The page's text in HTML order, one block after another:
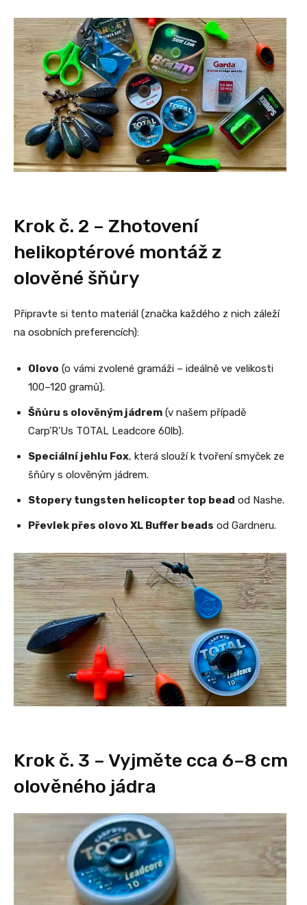
Krok č. 2 – Zhotovení
helikoptérové montáž z
olověné šňůry
Připravte si tento materiál (značka každého z nich záleží
na osobních preferencích):
Olovo (o vámi zvolené gramáži – ideálně ve velikosti
100–120 gramů).
Šňůru s olověným jádrem (v našem případě
Carp’R’Us TOTAL Leadcore 60lb).
Speciální jehlu Fox, která slouží k tvoření smyček ze
šňůry s olověným jádrem.
Stopery tungsten helicopter top bead od Nashe.
Převlek přes olovo XL Buffer beads od Gardneru.
Krok č. 3 – Vyjměte cca 6–8 cm
olověného jádra